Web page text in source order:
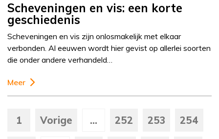
Scheveningen en vis: een korte
geschiedenis
Scheveningen en vis zijn onlosmakelijk met elkaar
verbonden. Al eeuwen wordt hier gevist op allerlei soorten
die onder andere verhandeld…
Meer
1 Vorige ... 252 253 254